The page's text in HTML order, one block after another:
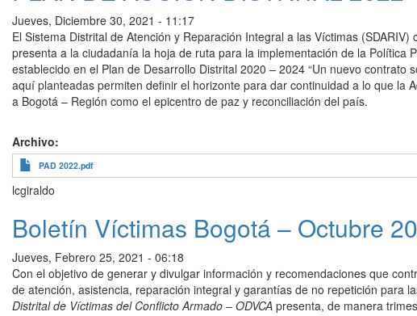
Jueves, Diciembre 30, 2021 - 11:17
El Sistema Distrital de Atención y Reparación Integral a las Víctimas
presenta a la ciudadanía la hoja de ruta para la implementación de la Política
establecido en el Plan de Desarrollo Distrital 2020 – 2024 “Un nuevo
aquí planteadas permiten definir el horizonte para dar continuidad a lo que la
a Bogotá – Región como el epicentro de paz y reconciliación del país.
Archivo
PAD 2022.pdf
lcgiraldo
Boletín Víctimas Bogotá – Octubre
Jueves, Febrero 25, 2021 - 06:18
Con el objetivo de generar y divulgar información y recomendaciones que
de atención, asistencia, reparación integral y garantías de no repetición para
Distrital de Víctimas del Conflicto Armado – ODVCA presenta, de manera